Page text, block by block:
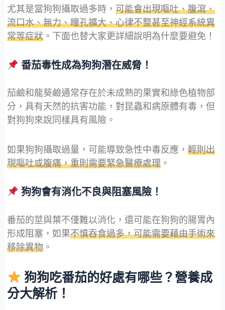
尤其是當狗狗攝取過多時， 可能會出現嘔吐、腹瀉、
流口水、無力、瞳孔擴大、心律不整甚至神經系統異
常等症狀。下面也替大家更詳細說明為什麼要避免！
番茄毒性成為狗狗潛在威脅！
茄鹼和龍葵鹼通常存在於未成熟的果實和綠色植物部
分，具有天然的抗害功能，對昆蟲和病原體有毒，但
對狗狗來說同樣具有風險。
如果狗狗攝取過量，可能導致急性中毒反應， 輕則出
現嘔吐或腹痛，重則需要緊急醫療處理。
狗狗會有消化不良與阻塞風險！
番茄的莖與葉不僅難以消化，還可能在狗狗的腸胃內
形成阻塞，如果不慎吞食過多，可能需要藉由手術來
移除異物。
狗狗吃番茄的好處有哪些？營養成
分大解析！